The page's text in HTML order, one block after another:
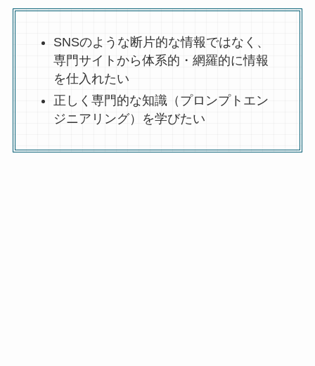
SNSのような断片的な情報ではなく、
専門サイトから体系的・網羅的に情報
を仕入れたい
正しく専門的な知識（プロンプトエン
ジニアリング）を学びたい